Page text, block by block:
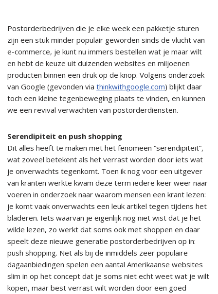
Postorderbedrijven die je elke week een pakketje sturen
zijn een stuk minder populair geworden sinds de vlucht van
e-commerce, je kunt nu immers bestellen wat je maar wilt
en hebt de keuze uit duizenden websites en miljoenen
producten binnen een druk op de knop. Volgens onderzoek
van Google (gevonden via thinkwithgoogle.com) blijkt daar
toch een kleine tegenbeweging plaats te vinden, en kunnen
we een revival verwachten van postorderdiensten.
Serendipiteit en push shopping
Dit alles heeft te maken met het fenomeen “serendipiteit”,
wat zoveel betekent als het verrast worden door iets wat
je onverwachts tegenkomt. Toen ik nog voor een uitgever
van kranten werkte kwam deze term iedere keer weer naar
voeren in onderzoek naar waarom mensen een krant lezen:
je komt vaak onverwachts een leuk artikel tegen tijdens het
bladeren. Iets waarvan je eigenlijk nog niet wist dat je het
wilde lezen, zo werkt dat soms ook met shoppen en daar
speelt deze nieuwe generatie postorderbedrijven op in:
push shopping. Net als bij de inmiddels zeer populaire
dagaanbiedingen spelen een aantal Amerikaanse websites
slim in op het concept dat je soms niet echt weet wat je wilt
kopen, maar best verrast wilt worden door een goed